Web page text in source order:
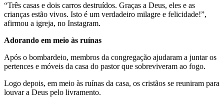
“Três casas e dois carros destruídos. Graças a Deus, eles e as
crianças estão vivos. Isto é um verdadeiro milagre e felicidade!”,
afirmou a igreja, no Instagram.
Adorando em meio às ruínas
Após o bombardeio, membros da congregação ajudaram a juntar os
pertences e móveis da casa do pastor que sobreviveram ao fogo.
Logo depois, em meio às ruínas da casa, os cristãos se reuniram para
louvar a Deus pelo livramento.